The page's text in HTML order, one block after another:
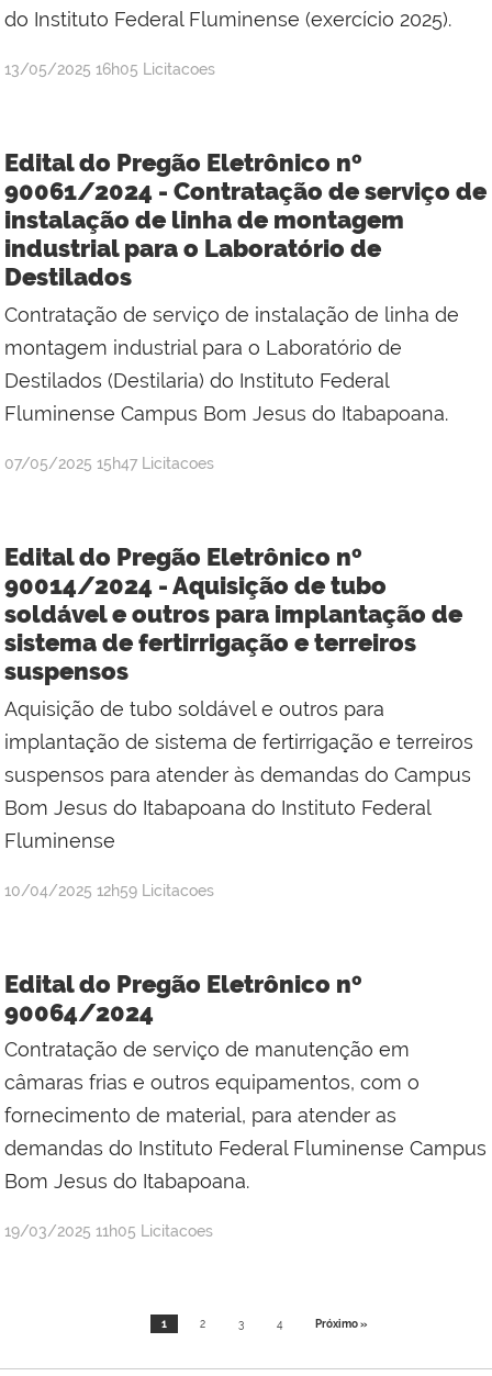
do Instituto Federal Fluminense (exercício 2025).
por
Mineiro
publicado
13/05/2025 16h05 Licitacoes
Edital do Pregão Eletrônico nº
90061/2024 - Contratação de serviço de
instalação de linha de montagem
industrial para o Laboratório de
Destilados
Contratação de serviço de instalação de linha de
montagem industrial para o Laboratório de
Destilados (Destilaria) do Instituto Federal
Fluminense Campus Bom Jesus do Itabapoana.
por
Mineiro
publicado
07/05/2025 15h47 Licitacoes
Edital do Pregão Eletrônico nº
90014/2024 - Aquisição de tubo
soldável e outros para implantação de
sistema de fertirrigação e terreiros
suspensos
Aquisição de tubo soldável e outros para
implantação de sistema de fertirrigação e terreiros
suspensos para atender às demandas do Campus
Bom Jesus do Itabapoana do Instituto Federal
Fluminense
por
Mineiro
publicado
10/04/2025 12h59 Licitacoes
Edital do Pregão Eletrônico nº
90064/2024
Contratação de serviço de manutenção em
câmaras frias e outros equipamentos, com o
fornecimento de material, para atender as
demandas do Instituto Federal Fluminense Campus
Bom Jesus do Itabapoana.
por
publicado
19/03/2025 11h05 Licitacoes
1 2 3 4 Próximo »